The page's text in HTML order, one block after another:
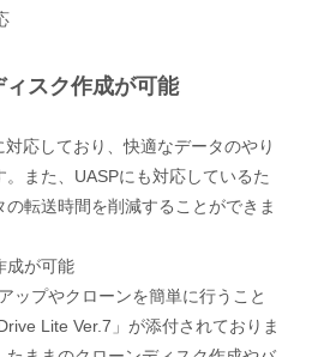
スク作成が可能
応しており、快適なデータのやり
また、UASPにも対応しているた
転送時間を削減することができま
成が可能
ップやクローンを簡単に行うこと
Lite Ver.7」が添付されておりま